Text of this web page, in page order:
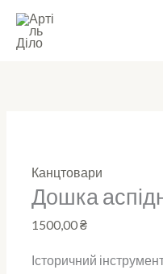
Перейти
Канцтовари
Дошка
1500,00₴
Історичний